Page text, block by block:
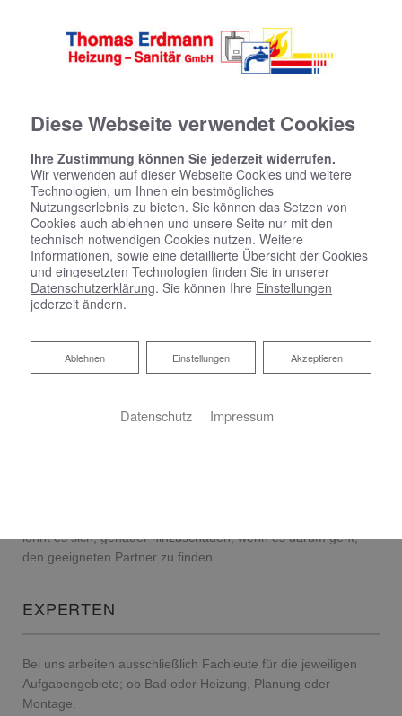
Unternehmen
Der Kauf und die Modernisierung eines Bades oder einer
lohnt es sich, genauer hinzuschauen, wenn es darum geht,
den geeigneten Partner zu finden.
EXPERTEN
Bei uns arbeiten ausschließlich Fachleute für die jeweiligen
Aufgabengebiete; ob Bad oder Heizung, Planung oder
Montage.
Diese Webseite verwendet Cookies
Ihre Zustimmung können Sie jederzeit widerrufen.
Wir verwenden auf dieser Webseite Cookies und weitere
Technologien, um Ihnen ein bestmögliches
Nutzungserlebnis zu bieten. Sie können das Setzen von
Cookies auch ablehnen und unsere Seite nur mit den
technisch notwendigen Cookies nutzen. Weitere
Informationen, sowie eine detaillierte Übersicht der Cookies
und eingesetzten Technologien finden Sie in unserer
Datenschutzerklärung. Sie können Ihre Einstellungen
jederzeit ändern.
Akzeptieren
Einstellungen
Ablehnen
Ablehnen
Datenschutz Impressum